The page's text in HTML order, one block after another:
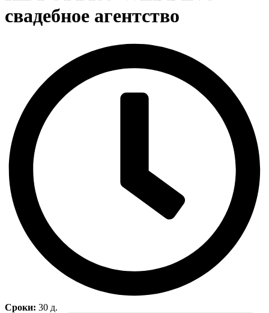
свадебное агентство
Сроки: 30 д.